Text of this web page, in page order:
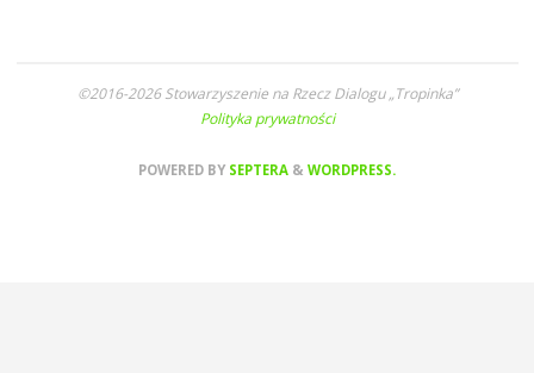
©2016-2026 Stowarzyszenie na Rzecz Dialogu „Tropinka”
Polityka prywatności
POWERED BY SEPTERA & WORDPRESS.